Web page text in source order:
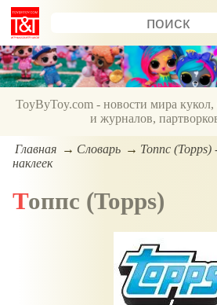
ToyByToy.com - новости мира
и журналов,
Главная Словарь
Топпс (Topps)
наклеек
Топпс (Topps)